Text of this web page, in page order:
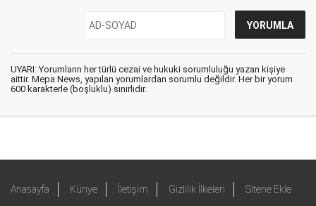
UYARI: Yorumların her türlü cezai ve hukuki sorumluluğu yazan kişiye
aittir. Mepa News, yapılan yorumlardan sorumlu değildir. Her bir yorum
600 karakterle (boşluklu) sınırlıdır.
Anasayfa Künye İletişim Gizlilik İlkeleri Sitene Ekle